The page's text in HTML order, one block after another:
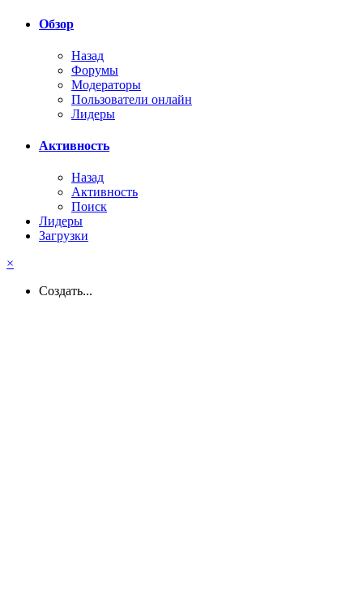
Обзор
Назад
Форумы
Модераторы
Пользователи онлайн
Лидеры
Активность
Назад
Активность
Поиск
Лидеры
Загрузки
×
Создать...